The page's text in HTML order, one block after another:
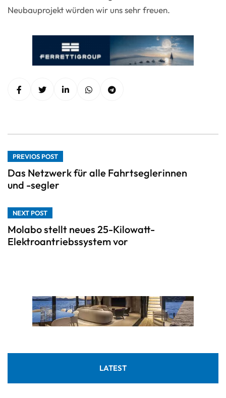
Neubauprojekt würden wir uns sehr freuen.
PREVIOS POST
Das Netzwerk für alle Fahrtseglerinnen
und -segler
NEXT POST
Molabo stellt neues 25-Kilowatt-
Elektroantriebssystem vor
LATEST